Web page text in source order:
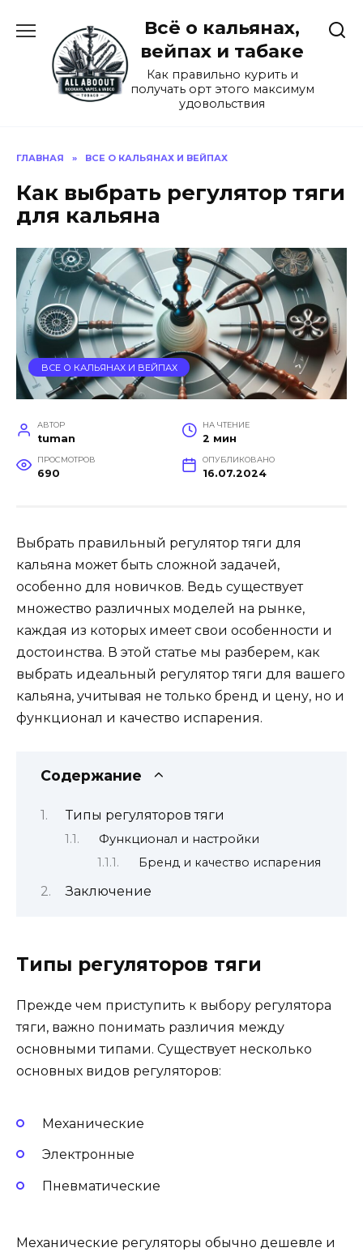
содержанию
Всё о кальянах,
вейпах и табаке
Как правильно курить и
получать орт этого максимум
удовольствия
ГЛАВНАЯ » ВСЕ О КАЛЬЯНАХ И ВЕЙПАХ
Как выбрать регулятор тяги
для кальяна
ВСЕ О КАЛЬЯНАХ И ВЕЙПАХ
АВТОР
tuman
НА ЧТЕНИЕ
2 мин
ПРОСМОТРОВ
690
ОПУБЛИКОВАНО
16.07.2024
Выбрать правильный регулятор тяги для
кальяна может быть сложной задачей,
особенно для новичков. Ведь существует
множество различных моделей на рынке,
каждая из которых имеет свои особенности и
достоинства. В этой статье мы разберем, как
выбрать идеальный регулятор тяги для вашего
кальяна, учитывая не только бренд и цену, но и
функционал и качество испарения.
Содержание
Типы регуляторов тяги
Функционал и настройки
Бренд и качество испарения
Заключение
Типы регуляторов тяги
Прежде чем приступить к выбору регулятора
тяги, важно понимать различия между
основными типами. Существует несколько
основных видов регуляторов:
Механические
Электронные
Пневматические
Механические регуляторы обычно дешевле и